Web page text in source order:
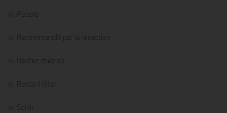
People
Recommandé par la rédaction
Restez chez soi
Resto/Hôtel
Sortir